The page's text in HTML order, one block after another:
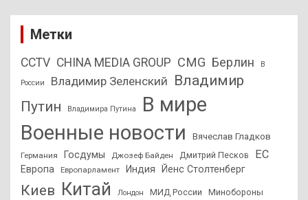
Метки
CCTV CHINA MEDIA GROUP CMG Берлин В
России Владимир Зеленский Владимир
Путин
Владимира Путина
В мире
Военные новости
Вячеслав Гладков
Германия Госдумы Джозеф Байден Дмитрий Песков ЕС
Европа Европарламент Индия Йенс Столтенберг
Киев Китай Лондон МИД России Минобороны